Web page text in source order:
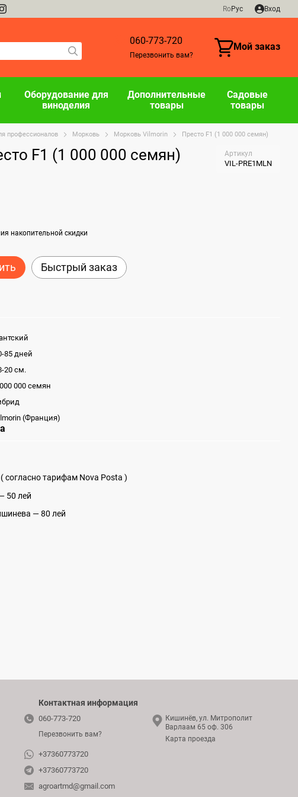
RoРус Вход
060-773-720
Перезвонить вам?
Мой заказ
Оборудование для
виноделия
Дополнительные
товары
Садовые
товары
профессионалов Морковь Морковь Vilmorin Престо F1 (1 000 000 семян)
F1 (1 000 000 семян) Артикул
VIL-PRE1MLN
накопительной скидки
Быстрый заказ
85 дней
20 см.
000 семян
(Франция)
согласно тарифам Nova Posta )
50 лей
— 80 лей
Контактная информация
060-773-720
Перезвонить вам?
+37360773720
+37360773720
agroartmd@gmail.com
Кишинёв, ул. Митрополит
Варлаам 65 оф. 306
Карта проезда